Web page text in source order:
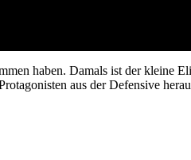
haben. Damals ist der kleine
aus der Defensive